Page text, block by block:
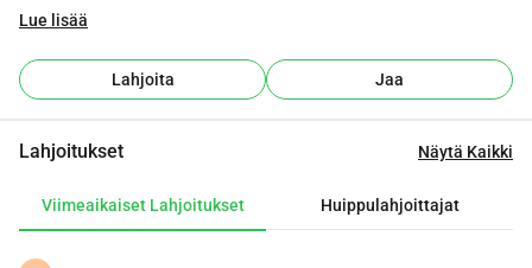
Kun saan (osan) rahoistani takaisin, aion auttaa myös
Toivon, että voit ja olet valmis auttamaan minua ja muita
pysäyttämään joitakin näistä huijareista.
joutunut huijatuksi.
Lue lisää
Lahjoita Jaa
Lahjoitukset Näytä Kaikki
Viimeaikaiset Lahjoitukset Huippulahjoittajat